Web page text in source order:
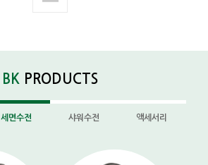
BK PRODUCTS
세면수전 샤워수전 액세서리